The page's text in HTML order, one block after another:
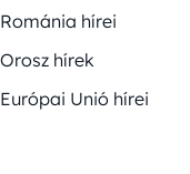
Románia hírei
Orosz hírek
Európai Unió hírei